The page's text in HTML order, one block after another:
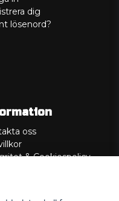
dig
lösenord?
oss
& Cookiespolicy
Garanti